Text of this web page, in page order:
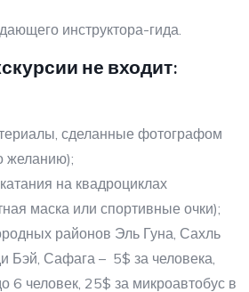
инструктора-гида.
не входит:
сделанные фотографом
желанию);
на квадроциклах
маска или спортивные очки);
районов Эль Гуна, Сахль
Бэй, Сафага – 5$ за человека,
6 человек, 25$ за микроавтобус в